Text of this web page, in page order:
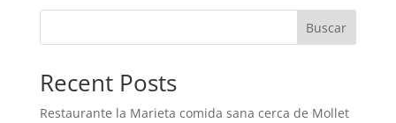
Buscar
Recent Posts
Restaurante la Marieta comida sana cerca de Mollet